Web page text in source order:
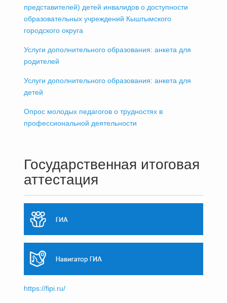
представителей) детей инвалидов о доступности
образовательных учреждений Кыштымского
городского округа
Услуги дополнительного образования: анкета для
родителей
Услуги дополнительного образования: анкета для
детей
Опрос молодых педагогов о трудностях в
профессиональной деятельности
Государственная итоговая
аттестация
https://fipi.ru/